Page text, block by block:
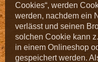
Cookies“, werden
werden, nachdem ein
verlässt und seinen
solchen Cookie kann
in einem Onlineshop
gespeichert werden.